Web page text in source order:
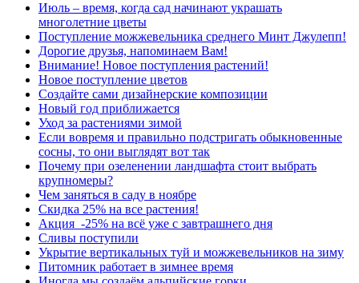
Июль – время, когда сад начинают украшать
многолетние цветы
Поступление можжевельника среднего Минт Джулепп!
Дорогие друзья, напоминаем Вам!
Внимание! Новое поступления растений!
Новое поступление цветов
Создайте сами дизайнерские композиции
Новый год приближается
Уход за растениями зимой
Если вовремя и правильно подстригать обыкновенные
сосны, то они выглядят вот так
Почему при озеленении ландшафта стоит выбрать
крупномеры?
Чем заняться в саду в ноябре
Скидка 25% на все растения!
Акция -25% на всё уже с завтрашнего дня
Сливы поступили
Укрытие вертикальных туй и можжевельников на зиму
Питомник работает в зимнее время